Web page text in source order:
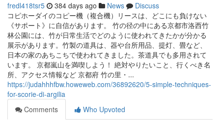
fredl418tsr5 384 days ago News
Discuss
コピホーダイのコピー機（複合機）リースは、どこにも負けない
《サポート》に自信があります。 竹の径の中にある京都市洛西竹
林公園には、竹が日常生活でどのように使われてきたかが分かる
展示があります。竹製の道具は、器や台所用品、提灯、畳など、
日本の家のあちこちで使われてきました。茶道具でも多用されて
います。 京都嵐山を満喫しよう！ 絶対やりたいこと、行くべき名
所、アクセス情報など 京都府 竹の里・...
https://judahhhfbw.howeweb.com/36892620/5-simple-techniques-
for-scorie-di-argilia
Comments
Who Upvoted